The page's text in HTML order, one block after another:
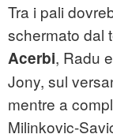
Tra i pali
schermato dal
Acerbi, Radu
Jony, sul
mentre a
Milinkovic-